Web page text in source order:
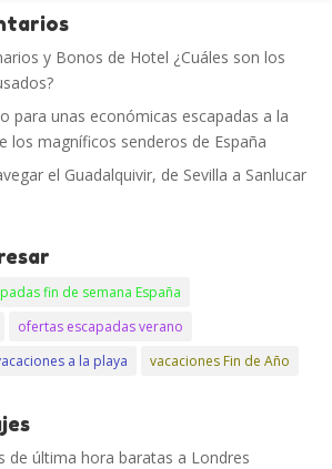
y Bonos de Hotel ¿Cuáles son los
para unas económicas escapadas a la
los magníficos senderos de España
el Guadalquivir, de Sevilla a Sanlucar
fin de semana España
ofertas escapadas verano
a la playa vacaciones Fin de Año
de última hora baratas a Londres